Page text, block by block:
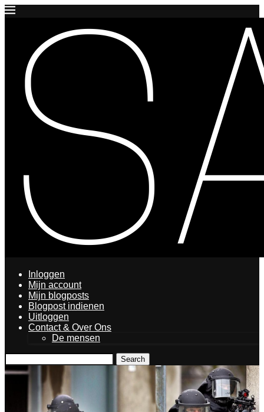
Inloggen
Mijn account
Mijn blogposts
Blogpost indienen
Uitloggen
Contact & Over Ons
De mensen
Search